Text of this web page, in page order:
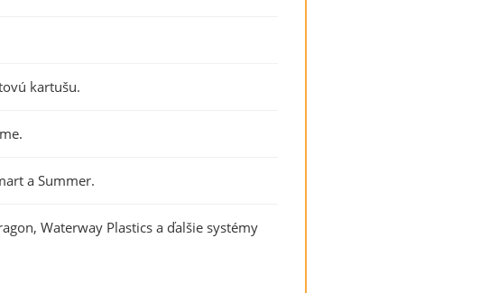
kartušu.
a Summer.
Waterway Plastics a ďalšie systémy